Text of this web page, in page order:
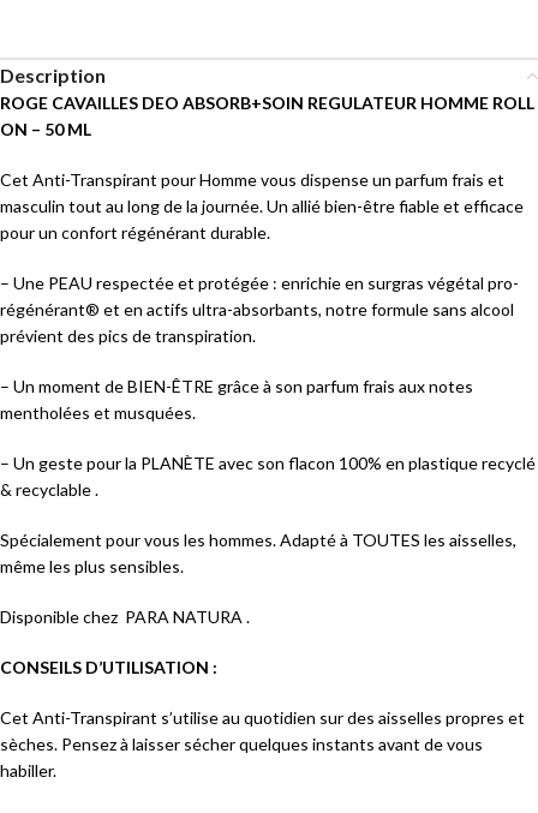
Description
ROGE CAVAILLES DEO ABSORB+SOIN REGULATEUR HOMME ROLL
ON – 50 ML
Cet Anti-Transpirant pour Homme vous dispense un parfum frais et
masculin tout au long de la journée. Un allié bien-être fiable et efficace
pour un confort régénérant durable.
– Une PEAU respectée et protégée : enrichie en surgras végétal pro-
régénérant® et en actifs ultra-absorbants, notre formule sans alcool
prévient des pics de transpiration.
– Un moment de BIEN-ÊTRE grâce à son parfum frais aux notes
mentholées et musquées.
– Un geste pour la PLANÈTE avec son flacon 100% en plastique recyclé
& recyclable .
Spécialement pour vous les hommes. Adapté à TOUTES les aisselles,
même les plus sensibles.
Disponible chez PARA NATURA .
CONSEILS D’UTILISATION :
Cet Anti-Transpirant s’utilise au quotidien sur des aisselles propres et
sèches. Pensez à laisser sécher quelques instants avant de vous
habiller.